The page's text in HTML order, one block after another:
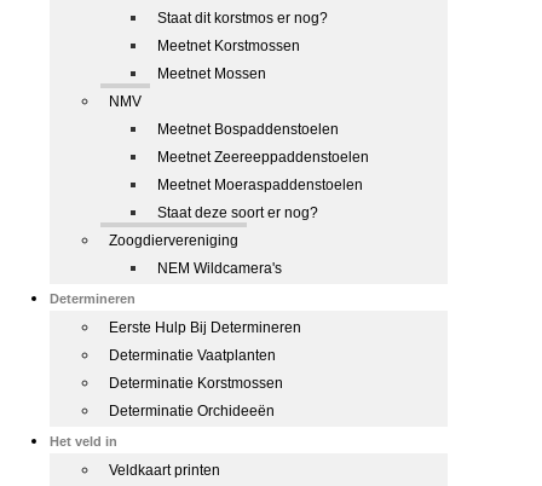
Staat dit korstmos er nog?
Meetnet Korstmossen
Meetnet Mossen
NMV
Meetnet Bospaddenstoelen
Meetnet Zeereeppaddenstoelen
Meetnet Moeraspaddenstoelen
Staat deze soort er nog?
Zoogdiervereniging
NEM Wildcamera's
Determineren
Eerste Hulp Bij Determineren
Determinatie Vaatplanten
Determinatie Korstmossen
Determinatie Orchideeën
Het veld in
Veldkaart printen